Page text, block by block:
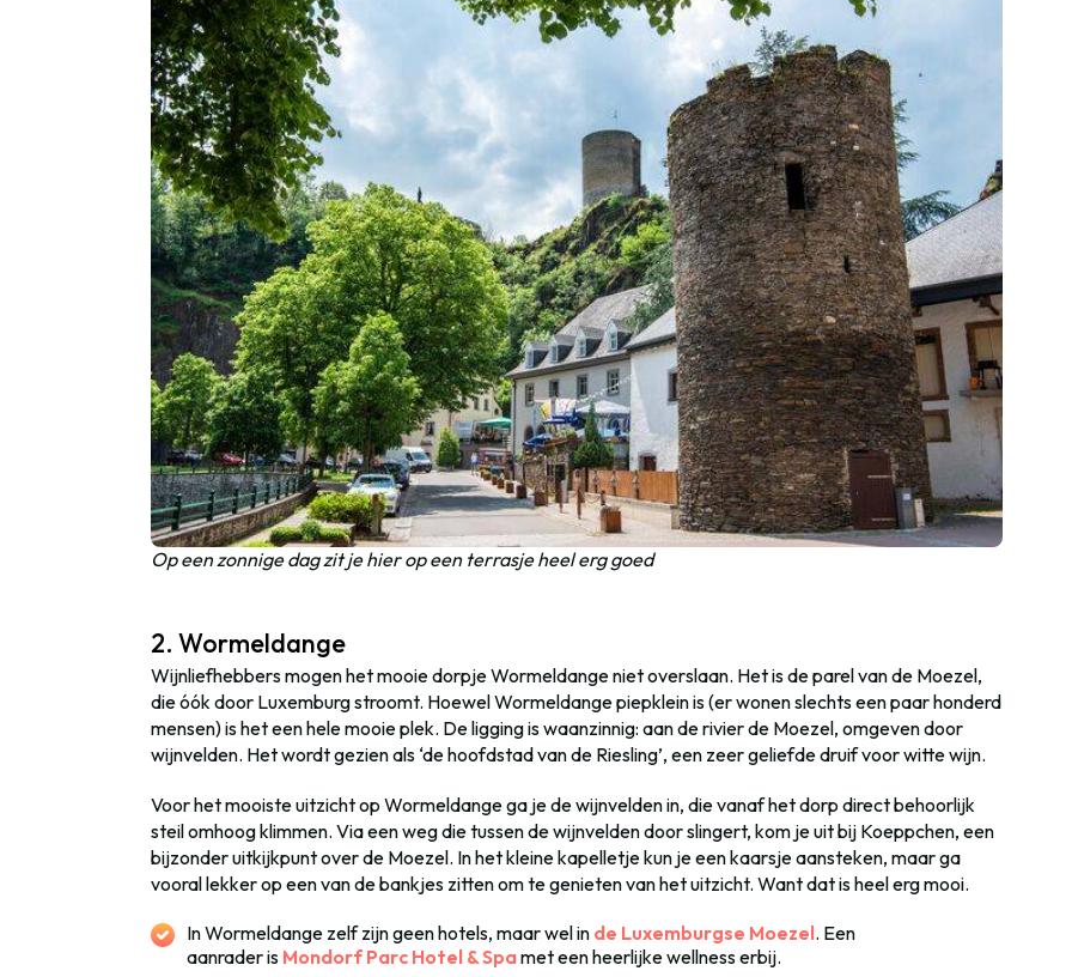
Op een zonnige dag zit je hier op een terrasje heel erg goed
2. Wormeldange
Wijnliefhebbers mogen het mooie dorpje Wormeldange niet overslaan. Het is de parel van de Moezel,
die óók door Luxemburg stroomt. Hoewel Wormeldange piepklein is (er wonen slechts een paar honderd
mensen) is het een hele mooie plek. De ligging is waanzinnig: aan de rivier de Moezel, omgeven door
wijnvelden. Het wordt gezien als ‘de hoofdstad van de Riesling’, een zeer geliefde druif voor witte wijn.
Voor het mooiste uitzicht op Wormeldange ga je de wijnvelden in, die vanaf het dorp direct behoorlijk
steil omhoog klimmen. Via een weg die tussen de wijnvelden door slingert, kom je uit bij Koeppchen, een
bijzonder uitkijkpunt over de Moezel. In het kleine kapelletje kun je een kaarsje aansteken, maar ga
vooral lekker op een van de bankjes zitten om te genieten van het uitzicht. Want dat is heel erg mooi.
In Wormeldange zelf zijn geen hotels, maar wel in de Luxemburgse Moezel. Een
aanrader is Mondorf Parc Hotel & Spamet een heerlijke wellness erbij.